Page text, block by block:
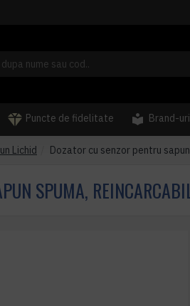
Puncte de fidelitate Brand-uri
Lichid Dozator cu senzor pentru
SPUMA,